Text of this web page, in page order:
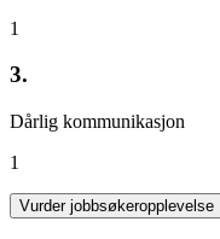
1
3.
Dårlig kommunikasjon
1
Vurder jobbsøkeropplevelse